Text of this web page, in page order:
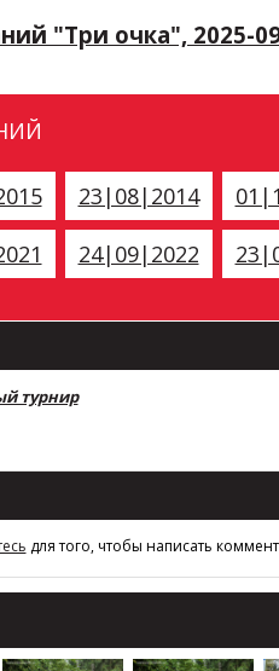
"Три очка", 2025-
23|08|2014
24|09|2022
турнир
для того, чтобы написать